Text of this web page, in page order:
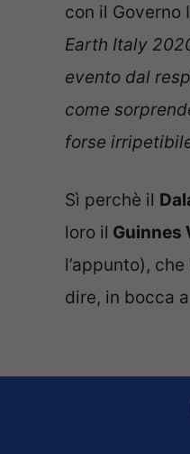
con il Governo
Earth Italy
evento dal
come
forse
Sì perchè il
loro il Guinnes
l’appunto),
dire, in bocca